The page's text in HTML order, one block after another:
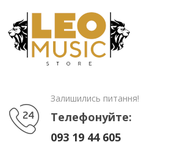
Залишились питання!
Телефонуйте:
093 19 44 605